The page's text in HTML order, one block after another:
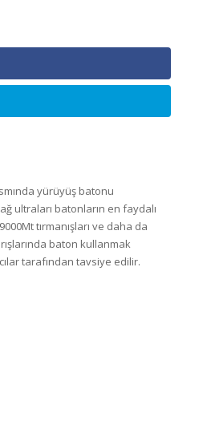
yürüyüş batonu
ultraları batonların en faydalı
tırmanışları ve daha da
baton kullanmak
tarafından tavsiye edilir.